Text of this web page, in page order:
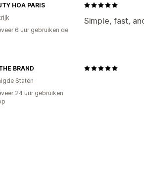
Simple, fast,
HOA PARIS
6 uur gebruiken de
BRAND
Staten
24 uur gebruiken